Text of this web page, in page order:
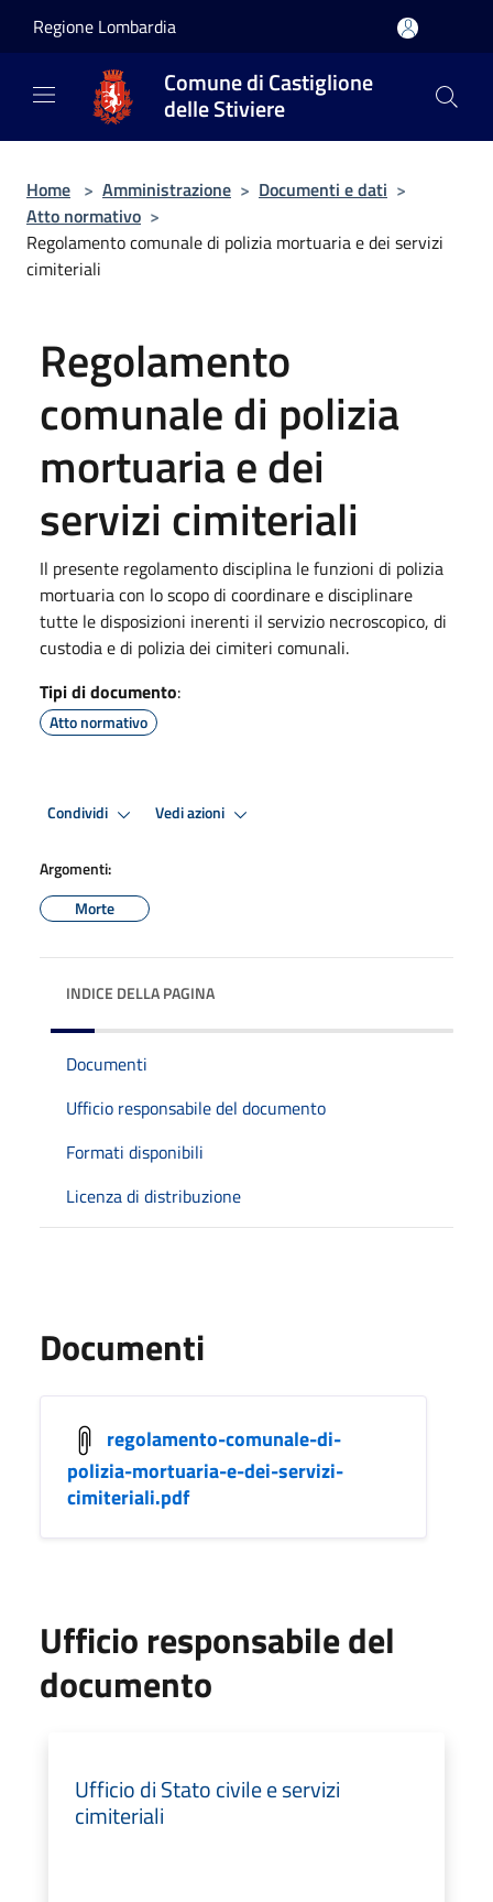
Regione Lombardia
Comune di Castiglione
delle Stiviere
Home > Amministrazione > Documenti e dati >
Atto normativo >
Regolamento comunale di polizia mortuaria e dei servizi
cimiteriali
Regolamento
comunale di polizia
mortuaria e dei
servizi cimiteriali
Il presente regolamento disciplina le funzioni di polizia
mortuaria con lo scopo di coordinare e disciplinare
tutte le disposizioni inerenti il servizio necroscopico, di
custodia e di polizia dei cimiteri comunali.
Tipi di documento:
Atto normativo
Condividi Vedi azioni
Argomenti:
Morte
INDICE DELLA PAGINA
Documenti
Ufficio responsabile del documento
Formati disponibili
Licenza di distribuzione
Documenti
regolamento-comunale-di-
polizia-mortuaria-e-dei-servizi-
cimiteriali.pdf
Ufficio responsabile del
documento
Ufficio di Stato civile e servizi
cimiteriali